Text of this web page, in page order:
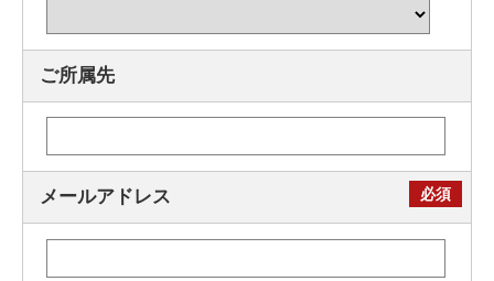
ご所属先
メールアドレス